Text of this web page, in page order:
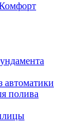
автоматики
полива